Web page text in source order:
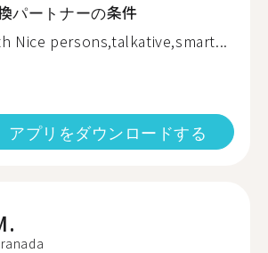
パートナーの条件
Nice persons,talkative,smart...
アプリをダウンロードする